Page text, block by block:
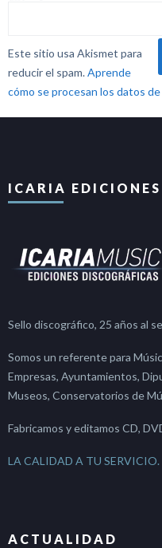
Este sitio usa Akismet para
reducir el spam.Aprende
cómo se procesan los datos
ICARIA
Sello discográfico, 25 años al
Somos un referente para
Empresas, Ayuntamientos,
Museos, Conservatorios de
Fabricamos y editamos CD,
LA CALIDAD A TU SERVICIO.
ACTUALIDAD